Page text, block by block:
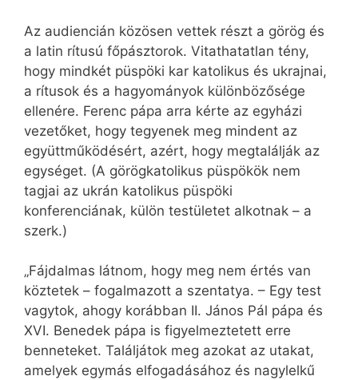
Az audiencián közösen vettek részt a görög és
a latin rítusú főpásztorok. Vitathatatlan tény,
hogy mindkét püspöki kar katolikus és ukrajnai,
a rítusok és a hagyományok különbözősége
ellenére. Ferenc pápa arra kérte az egyházi
vezetőket, hogy tegyenek meg mindent az
együttműködésért, azért, hogy megtalálják az
egységet. (A görögkatolikus püspökök nem
tagjai az ukrán katolikus püspöki
konferenciának, külön testületet alkotnak – a
szerk.)
„Fájdalmas látnom, hogy meg nem értés van
köztetek – fogalmazott a szentatya. – Egy test
vagytok, ahogy korábban II. János Pál pápa és
XVI. Benedek pápa is figyelmeztetett erre
benneteket. Találjátok meg azokat az utakat,
amelyek egymás elfogadásához és nagylelkű